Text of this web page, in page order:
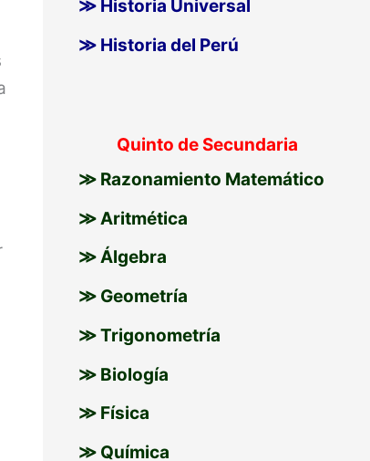
≫ Historia Universal
≫ Historia del Perú
Quinto de Secundaria
≫ Razonamiento Matemático
≫ Aritmética
≫ Álgebra
≫ Geometría
≫ Trigonometría
≫ Biología
≫ Física
≫ Química